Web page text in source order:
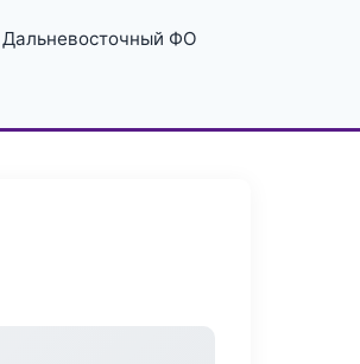
Дальневосточный ФО